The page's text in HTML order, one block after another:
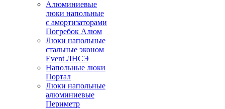
Алюминиевые
люки напольные
с амортизаторами
Погребок Алюм
Люки напольные
стальные эконом
Event ЛНСЭ
Напольные люки
Портал
Люки напольные
алюминиевые
Периметр